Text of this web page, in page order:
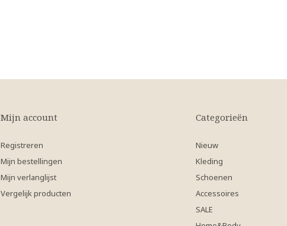
Mijn account
Registreren
Mijn bestellingen
Mijn verlanglijst
Vergelijk producten
Categorieën
Nieuw
Kleding
Schoenen
Accessoires
SALE